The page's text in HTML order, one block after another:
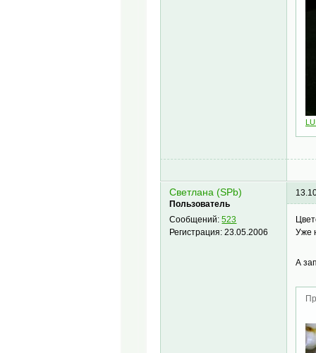
Светлана (SPb)
Пользователь
Сообщений:523
Регистрация:23.05.2006
Уже
А